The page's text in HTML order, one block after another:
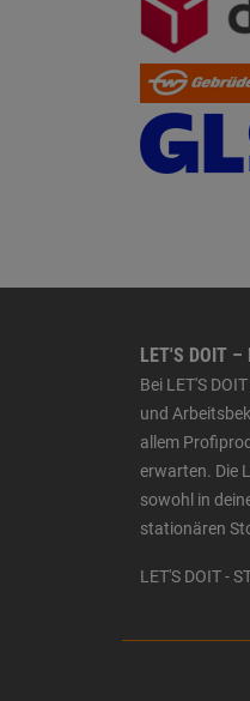
LET'S DOIT –
Bei LET'S
und
allem
erwarten. Die
sowohl in
stationären
LET'S DOIT -